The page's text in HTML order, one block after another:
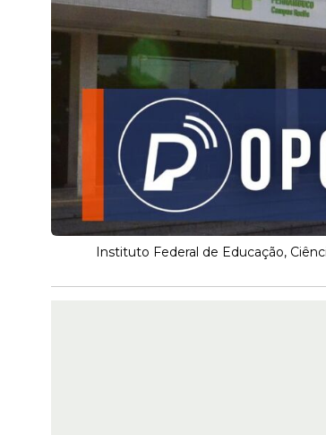
Instituto Federal de Educação,